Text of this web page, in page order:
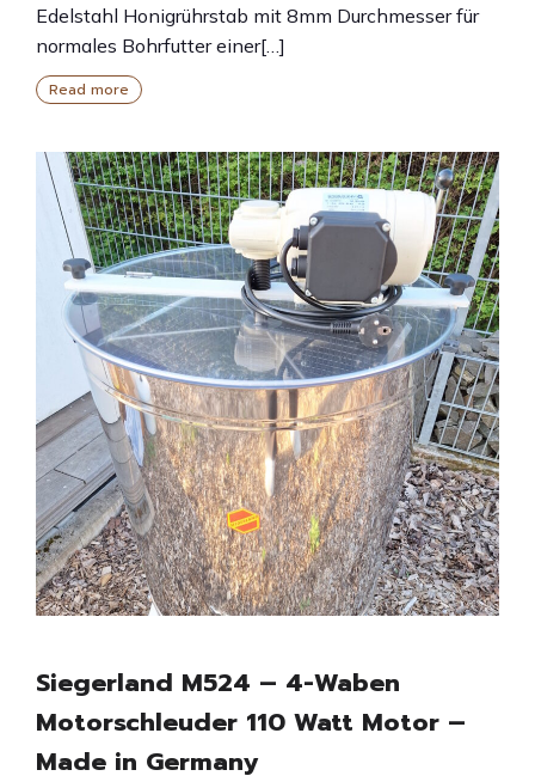
Edelstahl Honigrührstab mit 8mm Durchmesser für
normales Bohrfutter einer[…]
Read more
Siegerland M524 – 4-Waben
Motorschleuder 110 Watt Motor –
Made in Germany